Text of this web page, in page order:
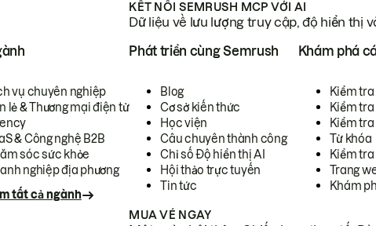
KẾT NỐI SEMRUSH MCP VỚI AI
Dữ liệu về lưu lượng truy cập, độ hiển thị
vụ chuyên nghiệp
lẻ & Thương mại điện tử
& Công nghệ B2B
sóc sức khỏe
nghiệp địa phương
tất cả ngành
Phát triển cùng Semrush
Blog
Cơ sở kiến thức
Học viện
Câu chuyên thành công
Chỉ số Độ hiển thị AI
Hội thảo trực tuyến
Tin tức
Khám phá
Kiểm
Kiểm tra
Kiểm
Từ khóa
Kiểm
Trang
Khám
MUA VÉ NGAY